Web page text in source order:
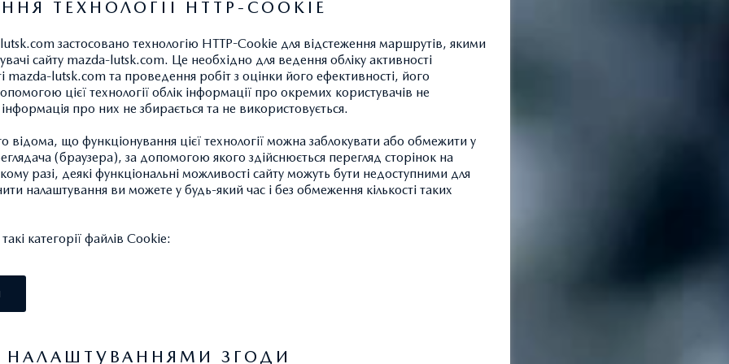
ТЕХНОЛОГІЇ HTTP-COOKIE
застосовано технологію HTTP-Cookie для відстеження маршрутів, якими
сайту mazda-lutsk.com. Це необхідно для ведення обліку активності
mazda-lutsk.com та проведення робіт з оцінки його ефективності, його
цієї технології облік інформації про окремих користувачів не
про них не збирається та не використовується.
що функціонування цієї технології можна заблокувати або обмежити у
(браузера), за допомогою якого здійснюється перегляд сторінок на
разі, деякі функціональні можливості сайту можуть бути недоступними для
налаштування ви можете у будь-який час і без обмеження кількості таких
категорії файлів Cookie:
НАЛАШТУВАННЯМИ ЗГОДИ